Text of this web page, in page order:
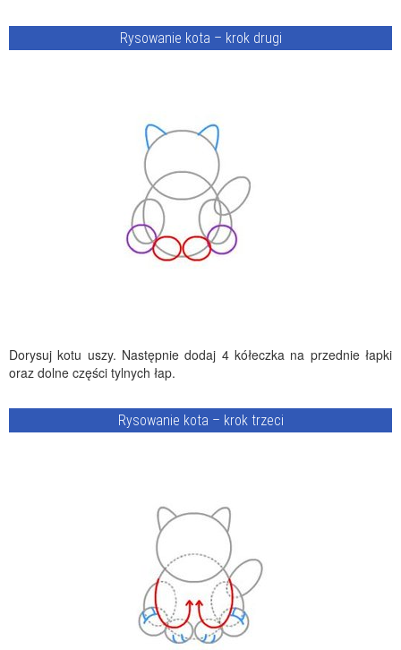
Rysowanie kota – krok drugi
Dorysuj kotu uszy. Następnie dodaj 4 kółeczka na przednie łapki
oraz dolne części tylnych łap.
Rysowanie kota – krok trzeci